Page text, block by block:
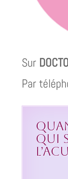
Sur
Par
qui